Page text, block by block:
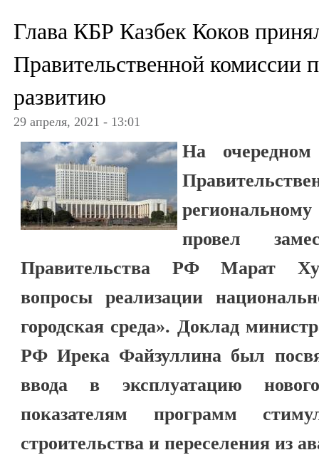
Глава КБР Казбек Коков
Правительственной комиссии
развитию
29 апреля, 2021 - 13:01
На очередном
провел
Правительства РФ Марат
вопросы реализации
городская среда». Доклад
РФ Ирека Файзуллина был
ввода в эксплуатацию
показателям программ
строительства и переселения из